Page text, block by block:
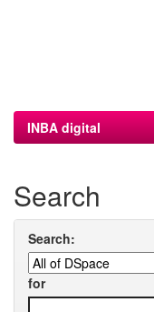
INBA digital
Search
Search:
for